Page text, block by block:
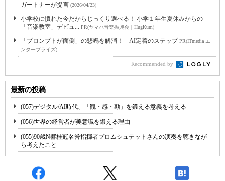
ガートナーが提言 (2026/04/23)
小学校に慣れた今だからじっくり選べる！ 小学１年生夏休みからの
「音楽教室」デビュ... PR(ヤマハ音楽振興会｜HugKum)
「プロンプトが面倒」の悲鳴を解消！ AI定着のステップPR(ITmedia エ
ンタープライズ)
Recommended by
最新の投稿
(057)デジタル/AI時代、「観・感・勘」を鍛える意義を考える
(056)世界の経営者が美意識を鍛える理由
(055)90歳N響桂冠名誉指揮者プロムシュテットさんの演奏を聴きなが
ら考えたこと